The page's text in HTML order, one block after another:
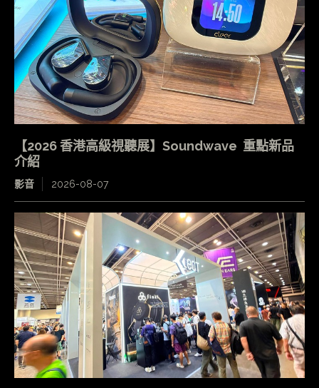
【2026 香港高級視聽展】Soundwave 重點新品
介紹
影音 2026-08-07